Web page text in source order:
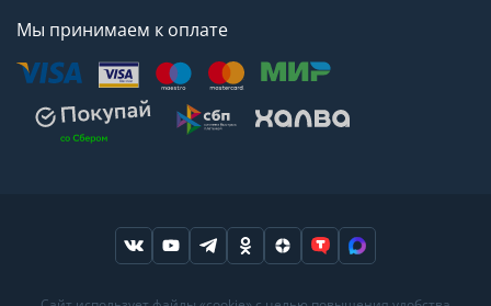
Мы принимаем к оплате